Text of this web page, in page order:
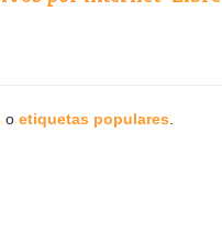
o etiquetas populares